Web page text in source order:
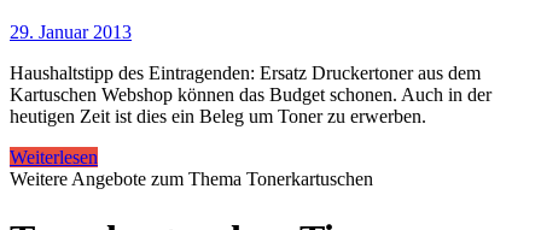
29. Januar 2013
Haushaltstipp des Eintragenden: Ersatz Druckertoner aus dem
Kartuschen Webshop können das Budget schonen. Auch in der
heutigen Zeit ist dies ein Beleg um Toner zu erwerben.
Weiterlesen
Weitere Angebote zum Thema Tonerkartuschen